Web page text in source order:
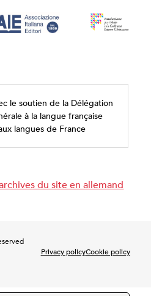
le soutien de la Délégation
à la langue française
langues de France
du site en allemand
Privacy policyCookie policy